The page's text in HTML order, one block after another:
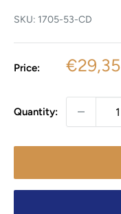
SKU: 1705-53-CD
Price:
Sale
€29,35
Quantity: